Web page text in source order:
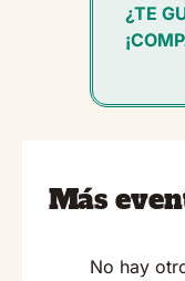
¿TE
Más
No hay